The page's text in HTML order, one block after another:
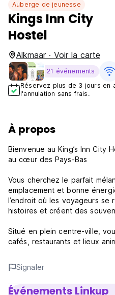
Auberge de jeunesse
Kings Inn City
Hostel
Alkmaar · Voir la carte
21 événements
Réservez plus de 3 jours en
l'annulation sans frais.
À propos
Bienvenue au King’s Inn City
au cœur des Pays-Bas
Vous cherchez le parfait
emplacement et bonne
l’endroit où les voyageurs se
histoires et créent des
Situé en plein centre-ville,
cafés, restaurants et lieux
de main.
Pourquoi les voyageurs nous
Signaler
Événements Linkup